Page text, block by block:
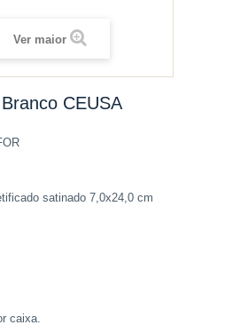
Ver maior
CEUSA
satinado 7,0x24,0 cm
caixa.